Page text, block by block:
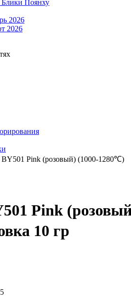
Pink (розовый) (1000-1280℃)
Pink
10 гр